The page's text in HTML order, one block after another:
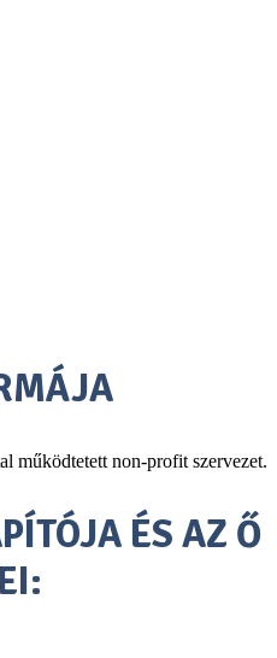
működtetett non-profit szervezet.
ÉS AZ Ő